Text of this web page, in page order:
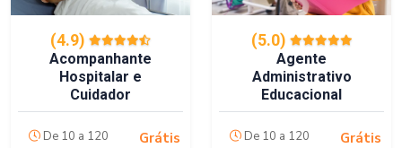
(4.9)
Acompanhante
Hospitalar e
Cuidador
De 10 a 120
Grátis
(5.0)
Agente
Administrativo
Educacional
De 10 a 120
Grátis